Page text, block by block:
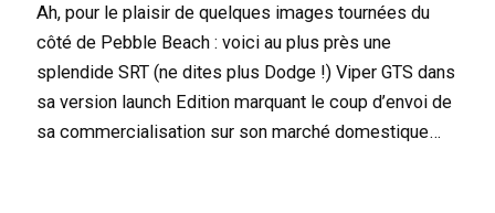
Ah, pour le plaisir de quelques images tournées du
côté de Pebble Beach : voici au plus près une
splendide SRT (ne dites plus Dodge !) Viper GTS dans
sa version launch Edition marquant le coup d’envoi de
sa commercialisation sur son marché domestique…